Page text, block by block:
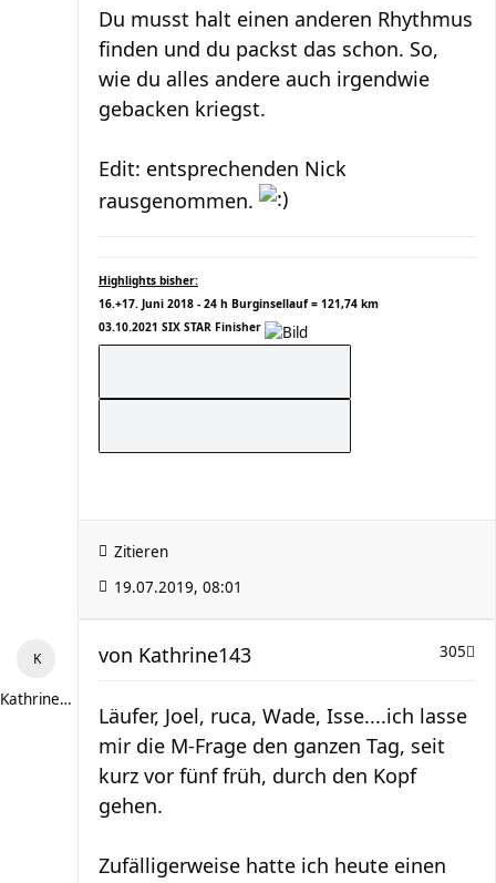
Du musst halt einen anderen Rhythmus
finden und du packst das schon. So,
wie du alles andere auch irgendwie
gebacken kriegst.
Edit: entsprechenden Nick
rausgenommen.
Highlights bisher:
16.+17. Juni 2018 - 24 h Burginsellauf = 121,74 km
03.10.2021 SIX STAR Finisher
Zitieren
19.07.2019, 08:01
Kathrine143
305
von Kathrine143
Läufer, Joel, ruca, Wade, Isse....ich lasse
mir die M-Frage den ganzen Tag, seit
kurz vor fünf früh, durch den Kopf
gehen.
Zufälligerweise hatte ich heute einen